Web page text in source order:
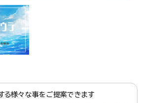
る様々な事をご提案できます